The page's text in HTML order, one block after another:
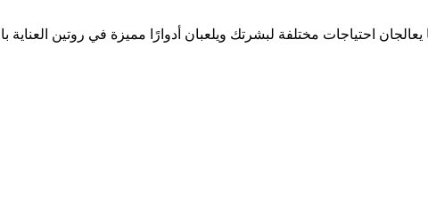
احتياجات مختلفة لبشرتك ويلعبان أدوارًا مميزة في روتين العناية